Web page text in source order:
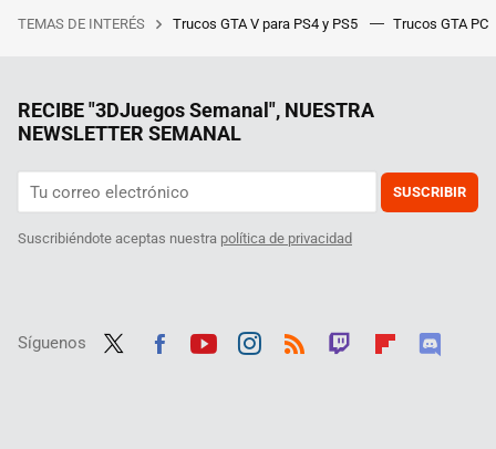
TEMAS DE INTERÉS Trucos GTA V para PS4 y PS5 Trucos GTA PC
RECIBE "3DJuegos Semanal", NUESTRA
NEWSLETTER SEMANAL
SUSCRIBIR
Suscribiéndote aceptas nuestra política de privacidad
Síguenos